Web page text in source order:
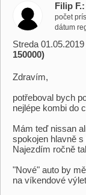
Filip F.
počet
dátum
Streda 01.05.2019
150000)
Zdravím,
potřeboval bych
nejlépe kombi do
Mám teď nissan
spokojen hlavně
Najezdím ročně
"Nové" auto by
na víkendové